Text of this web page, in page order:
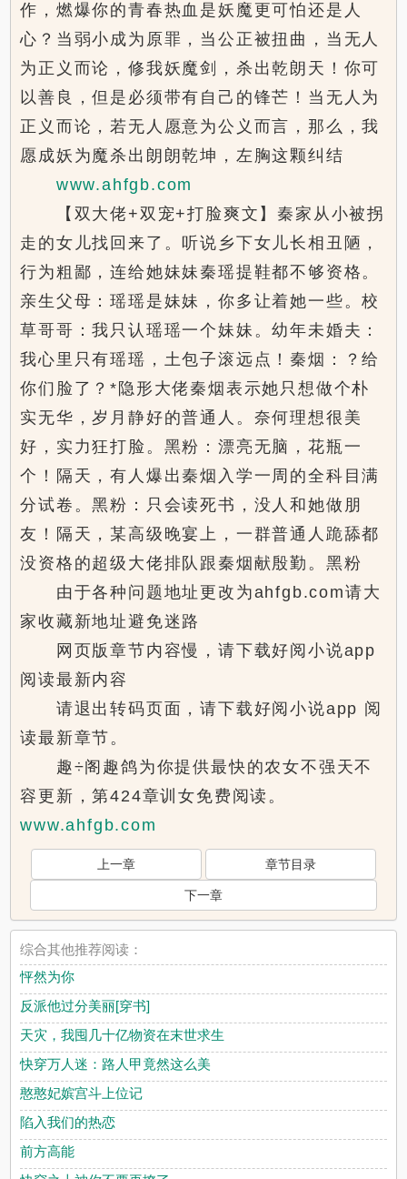
作，燃爆你的青春热血是妖魔更可怕还是人
心？当弱小成为原罪，当公正被扭曲，当无人
为正义而论，修我妖魔剑，杀出乾朗天！你可
以善良，但是必须带有自己的锋芒！当无人为
正义而论，若无人愿意为公义而言，那么，我
愿成妖为魔杀出朗朗乾坤，左胸这颗纠结
www.ahfgb.com
【双大佬+双宠+打脸爽文】秦家从小被拐
走的女儿找回来了。听说乡下女儿长相丑陋，
行为粗鄙，连给她妹妹秦瑶提鞋都不够资格。
亲生父母：瑶瑶是妹妹，你多让着她一些。校
草哥哥：我只认瑶瑶一个妹妹。幼年未婚夫：
我心里只有瑶瑶，土包子滚远点！秦烟：？给
你们脸了？*隐形大佬秦烟表示她只想做个朴
实无华，岁月静好的普通人。奈何理想很美
好，实力狂打脸。黑粉：漂亮无脑，花瓶一
个！隔天，有人爆出秦烟入学一周的全科目满
分试卷。黑粉：只会读死书，没人和她做朋
友！隔天，某高级晚宴上，一群普通人跪舔都
没资格的超级大佬排队跟秦烟献殷勤。黑粉
由于各种问题地址更改为ahfgb.com请大
家收藏新地址避免迷路
网页版章节内容慢，请下载好阅小说app
阅读最新内容
请退出转码页面，请下载好阅小说app 阅
读最新章节。
趣÷阁趣鸽为你提供最快的农女不强天不
容更新，第424章训女免费阅读。
www.ahfgb.com
上一章 章节目录
下一章
综合其他推荐阅读：
怦然为你
反派他过分美丽[穿书]
天灾，我囤几十亿物资在末世求生
快穿万人迷：路人甲竟然这么美
憨憨妃嫔宫斗上位记
陷入我们的热恋
前方高能